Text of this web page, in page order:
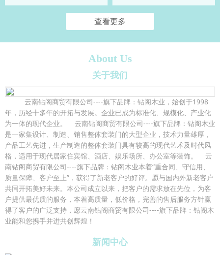
查看更多
About Us
关于我们
云南钻阁商贸有限公司----旗下品牌：钻阁木业，始创于1998
年，历经十多年的开拓与发展。企业已成为标准化、规模化、产业化
为一体的现代企业。 云南钻阁商贸有限公司----旗下品牌：钻阁木业
是一家集设计、制造、销售整体套装门的大型企业，技术力量雄厚，
产品工艺先进，生产制造的整体套装门具有较高的现代艺术及时代风
格，适用于现代居家住宾馆、酒店、娱乐场所、办公室等装饰。 云
南钻阁商贸有限公司----旗下品牌：钻阁木业本着“重合同、守信用、
质量保障、客户至上”，获得了新老客户的好评。愿与国内外新老客户
共同开拓美好未来。本公司成立以来，把客户的需求放在先位，为客
户提供最优质的服务，本着高质量，低价格，完善的售后服务方针赢
得了客户的广泛支持，愿云南钻阁商贸有限公司----旗下品牌：钻阁木
业能和您携手并进共创辉煌！
新闻中心